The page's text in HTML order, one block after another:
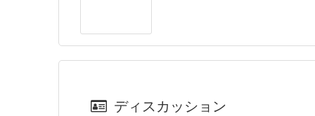
ディスカッション